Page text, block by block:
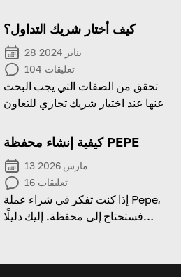
كيف أختار شريك التداول؟
28 يناير 2024
104 تعليقات
تحقق من الصفات التي يجب البحث
عنها عند اختيار شريك تجاري للتعاون
كيفية إنشاء محفظة PEPE
13 مارس 2026
16 تعليقات
إذا كنت تفكر في شراء عملة Pepe،
فستحتاج إلى محفظة. إليك دليلًا